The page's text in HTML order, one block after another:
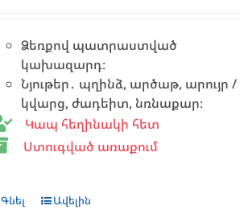
Ձեռքով պատրաստված
կախազարդ։
Նյութեր․ պղինձ, արծաթ, արույր /
կվարց, ժադեիտ, նռնաքար։
Կապ հեղինակի հետ
Ստուգված առաքում
Գնել Ավելին